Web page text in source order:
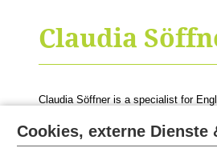
Claudia
Claudia Söffner is a specialist for
events during the White Ravens
Cookies, externe Dienste